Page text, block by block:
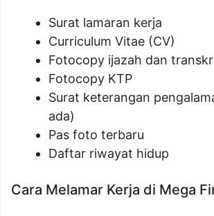
Surat lamaran kerja
Curriculum Vitae (CV)
Fotocopy ijazah dan
Fotocopy KTP
Surat keterangan
ada)
Pas foto terbaru
Daftar riwayat hidup
Cara Melamar Kerja di Mega